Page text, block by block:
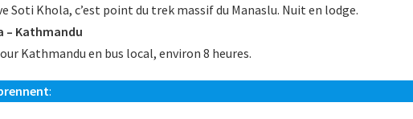
Soti Khola, c’est point du trek massif du Manaslu. Nuit en lodge.
– Kathmandu
Kathmandu en bus local, environ 8 heures.
: